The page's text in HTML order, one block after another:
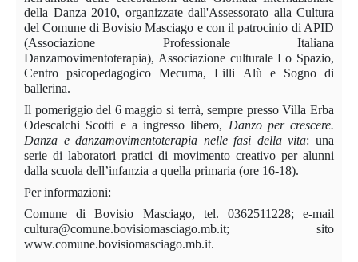
della Danza 2010, organizzate dall'Assessorato alla Cultura
del Comune di Bovisio Masciago e con il patrocinio di APID
(Associazione Professionale Italiana
Danzamovimentoterapia), Associazione culturale Lo Spazio,
Centro psicopedagogico Mecuma, Lilli Alù e Sogno di
ballerina.
Il pomeriggio del 6 maggio si terrà, sempre presso Villa Erba
Odescalchi Scotti e a ingresso libero, Danzo per crescere.
Danza e danzamovimentoterapia nelle fasi della vita: una
serie di laboratori pratici di movimento creativo per alunni
dalla scuola dell’infanzia a quella primaria (ore 16-18).
Per informazioni:
Comune di Bovisio Masciago, tel. 0362511228; e-mail
cultura@comune.bovisiomasciago.mb.it; sito
www.comune.bovisiomasciago.mb.it.